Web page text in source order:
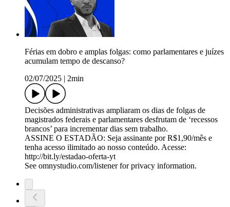
Férias em dobro e amplas folgas: como parlamentares e juízes
acumulam tempo de descanso?
02/07/2025 | 2min
Decisões administrativas ampliaram os dias de folgas de
magistrados federais e parlamentares desfrutam de ‘recessos
brancos’ para incrementar dias sem trabalho.
ASSINE O ESTADÃO: Seja assinante por R$1,90/mês e
tenha acesso ilimitado ao nosso conteúdo. Acesse:
http://bit.ly/estadao-oferta-yt
See omnystudio.com/listener for privacy information.